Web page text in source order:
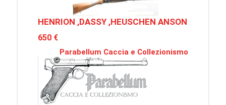
HENRION ,DASSY ,HEUSCHEN ANSON
650 €
Parabellum Caccia e Collezionismo